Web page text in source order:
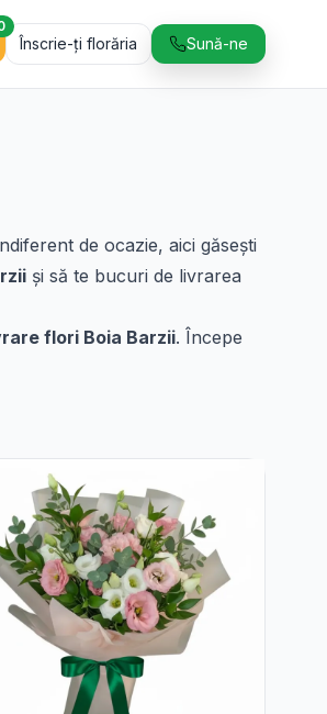
Înscrie-ți florăria Sună-ne
de ocazie, aici găsești
și să te bucuri de livrarea
flori Boia Barzii. Începe